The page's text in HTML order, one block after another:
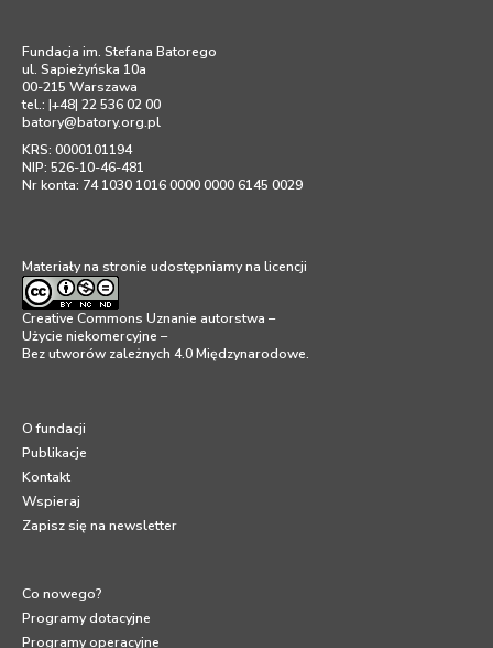
Fundacja im. Stefana Batorego
ul. Sapieżyńska 10a
00-215 Warszawa
tel.: |+48| 22 536 02 00
batory@batory.org.pl
KRS: 0000101194
NIP: 526-10-46-481
Nr konta: 74 1030 1016 0000 0000 6145 0029
Materiały na stronie udostępniamy na licencji
Creative Commons Uznanie autorstwa –
Użycie niekomercyjne –
Bez utworów zależnych 4.0 Międzynarodowe.
O fundacji
Publikacje
Kontakt
Wspieraj
Zapisz się na newsletter
Co nowego?
Programy dotacyjne
Programy operacyjne